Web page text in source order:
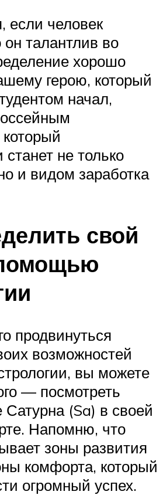
если человек
он талантлив во
хорошо
герою, который
начал,
не только
и видом заработка
свой
продвинуться
возможностей
вы можете
— посмотреть
(Sa) в своей
Напомню, что
зоны развития
комфорта, который
огромный успех.